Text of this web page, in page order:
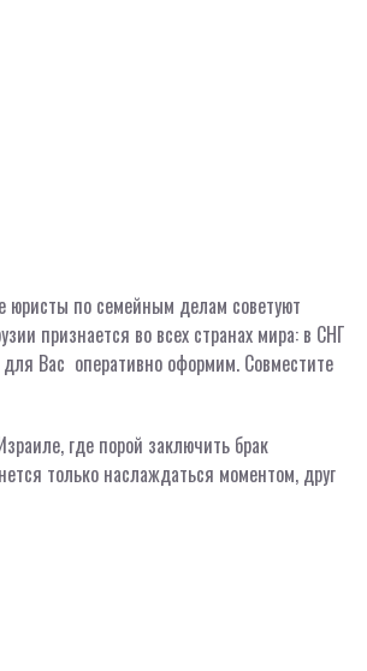
юристы по семейным делам советуют
признается во всех странах мира: в СНГ
Вас оперативно оформим. Совместите
где порой заключить брак
только наслаждаться моментом, друг